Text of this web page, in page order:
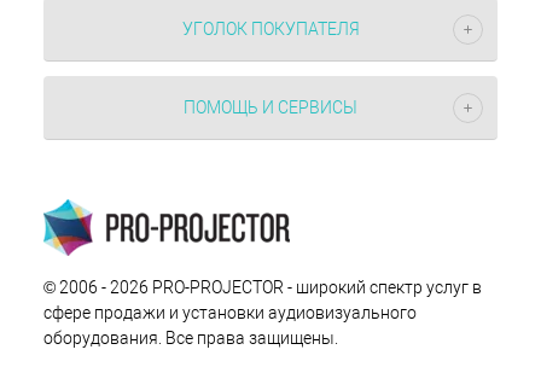
УГОЛОК ПОКУПАТЕЛЯ
ПОМОЩЬ И СЕРВИСЫ
© 2006 - 2026 PRO-PROJECTOR - широкий спектр услуг в
сфере продажи и установки аудиовизуального
оборудования. Все права защищены.